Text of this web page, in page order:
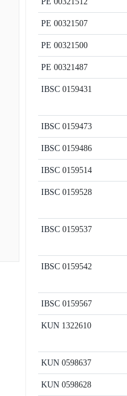
PE 00321507
PE 00321500
PE 00321487
IBSC 0159431
IBSC 0159473
IBSC 0159486
IBSC 0159514
IBSC 0159528
IBSC 0159537
IBSC 0159542
IBSC 0159567
KUN 1322610
KUN 0598637
KUN 0598628